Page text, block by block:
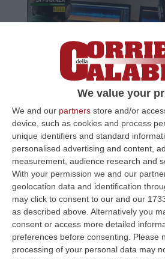
We value your
We and our partners store and/or
device, such as cookies and process
unique identifiers and standard
personalised advertising and content,
measurement, audience research and
With your permission we and our
geolocation data and identification
may click to consent to our and our
as described above. Alternatively you
consent or access more detailed
preferences before consenting.
Please
processing of your personal data may
Nome in codice
Arcorace, il «broker dei
ricercato da un anno e
Il 37enne secondo la Dda
rapporti con fornitori
operazioni nei porti europei.
irreperibile ma ha nominato
Pubblicato il: 31/05/26 – 6:54